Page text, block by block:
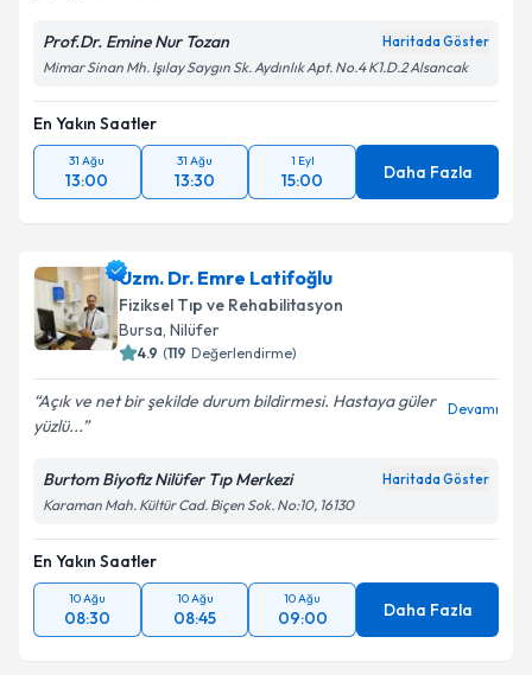
Prof.Dr. Emine Nur Tozan Haritada Göster
Mimar Sinan Mh. Işılay Saygın Sk. Aydınlık Apt. No.4 K1.D.2 Alsancak
En Yakın Saatler
31 Ağu
13:00
31 Ağu
13:30
1 Eyl
15:00 Daha Fazla
Uzm. Dr. Emre Latifoğlu
Fiziksel Tıp ve Rehabilitasyon
Bursa, Nilüfer
4.9 (119 Değerlendirme)
Açık ve net bir şekilde durum bildirmesi. Hastaya güler
yüzlü...
Devamı
Burtom Biyofiz Nilüfer Tıp Merkezi Haritada Göster
Karaman Mah. Kültür Cad. Biçen Sok. No:10, 16130
En Yakın Saatler
10 Ağu
08:30
10 Ağu
08:45
10 Ağu
09:00 Daha Fazla